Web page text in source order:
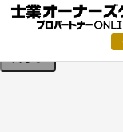
検索条件を入力してくだ